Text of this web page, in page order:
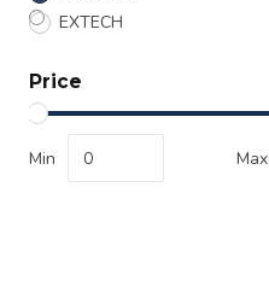
EXTECH
Price
Min Max